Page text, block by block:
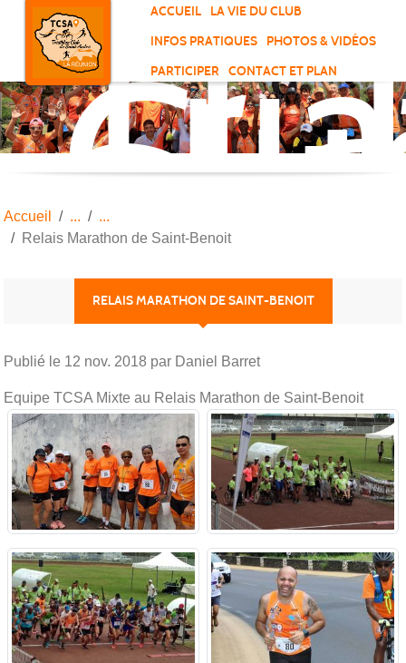
ACCUEIL
LA VIE DU CLUB
INFOS PRATIQUES
PHOTOS & VIDÉOS
PARTICIPER
CONTACT ET PLAN
de
Accueil
Relais Marathon de Saint-Benoit
RELAIS MARATHON DE SAINT-BENOIT
Publié le 12 nov. 2018 par Daniel Barret
Equipe TCSA Mixte au Relais Marathon de Saint-Benoit
Panneau de gestion des cookies